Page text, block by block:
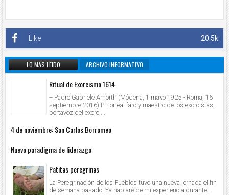
20.5k
Like
LO MÁS LEIDO ARCHIVO INFORMATIVO
Ritual de Exorcismo 1614
+ Padre Gabriele Amorth (Módena, 1 mayo 1925 - Roma, 16
septiembre 2016) P. Fortea: faro y maestro de los exorcistas,
portavoz del exorci...
4 de noviembre: San Carlos Borromeo
Nuevo paradigma de liderazgo
Patitas peregrinas
La Peregrinación de los Pueblos tuvo una nueva jornada el fin
de semana pasado. Ya hablaré de mi experiencia durante...